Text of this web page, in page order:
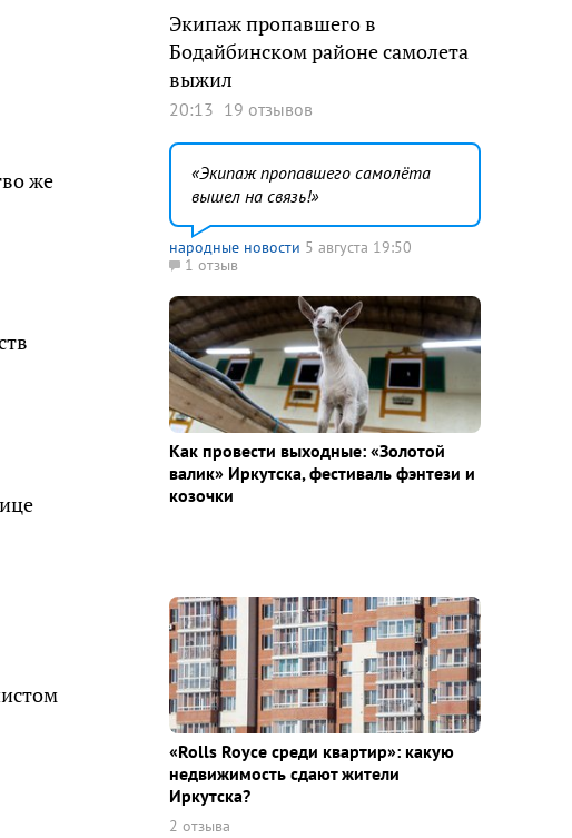
же
Экипаж пропавшего в
Бодайбинском районе самолета
выжил
20:13 19 отзывов
Экипаж пропавшего самолёта
вышел на связь!
народные новости 5 августа 19:50
1 отзыв
Как провести выходные: «Золотой
валик» Иркутска, фестиваль фэнтези и
козочки
«Rolls Royce среди квaртир»: какую
недвижимость сдают жители
Иркутска?
2 отзыва